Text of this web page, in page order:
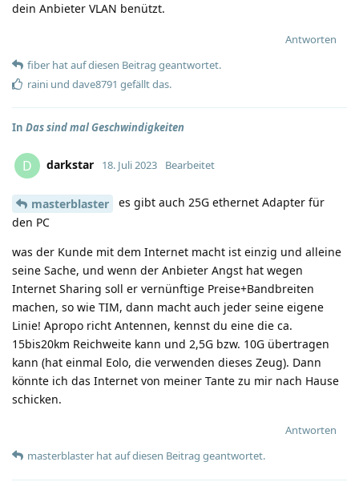
dein Anbieter VLAN benützt.
Antworten
fiber hatauf diesen Beitrag geantwortet.
raini und dave8791 gefällt das.
In Das sind mal Geschwindigkeiten
D darkstar 18. Juli 2023 Bearbeitet
masterblaster
es gibt auch 25G ethernet Adapter für
den PC
was der Kunde mit dem Internet macht ist einzig und alleine
seine Sache, und wenn der Anbieter Angst hat wegen
Internet Sharing soll er vernünftige Preise+Bandbreiten
machen, so wie TIM, dann macht auch jeder seine eigene
Linie! Apropo richt Antennen, kennst du eine die ca.
15bis20km Reichweite kann und 2,5G bzw. 10G übertragen
kann (hat einmal Eolo, die verwenden dieses Zeug). Dann
könnte ich das Internet von meiner Tante zu mir nach Hause
schicken.
Antworten
masterblaster hatauf diesen Beitrag geantwortet.